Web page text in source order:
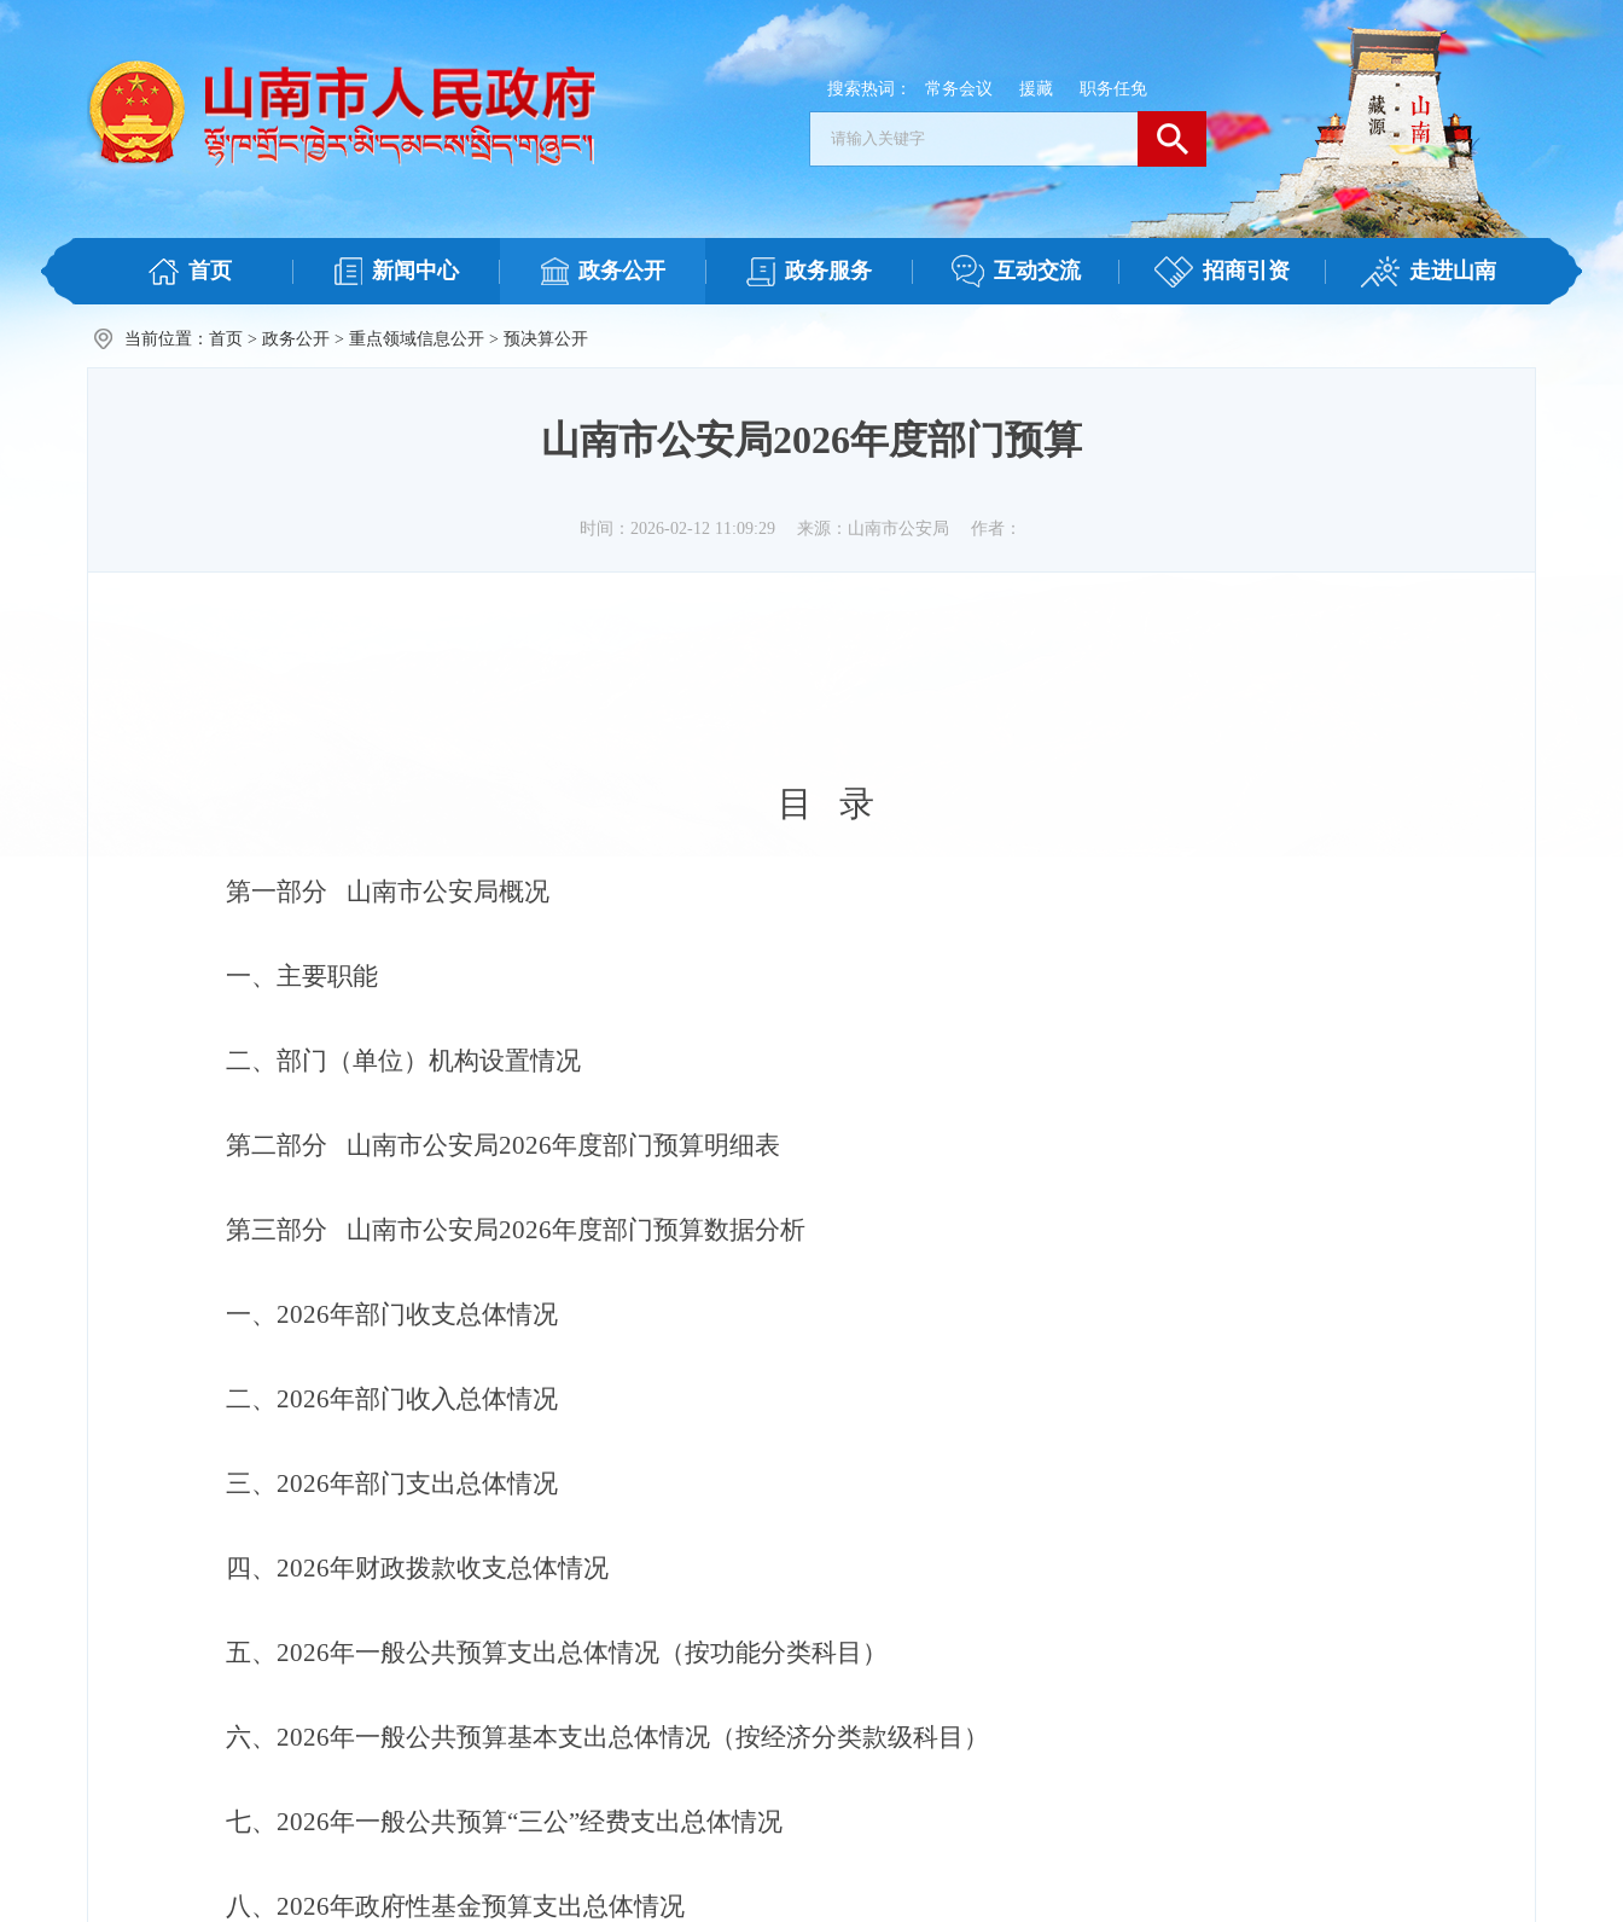
搜索热词： 常务会议 援藏 职务任免
首页 新闻中心 政务公开 政务服务 互动交流 招商引资 走进山南
当前位置： 首页 > 政务公开 > 重点领域信息公开 > 预决算公开
山南市公安局2026年度部门预算
时间：2026-02-12 11:09:29 来源：山南市公安局 作者：
目 录
第一部分 山南市公安局概况
一、主要职能
二、部门（单位 ）机构设置情况
第二部分 山南市公安局2026年度部门预算明细表
第三部分 山南市公安局2026年度部门预算数据分析
一、 2026年部门收支总体情况
二、 2026年部门收入总体情况
三、 2026年部门支出总体情况
四、 2026年财政拨款收支总体情况
五、 2026年一般公共预算支出总体情况（按功能分类科目）
六、 2026年一般公共预算基本支出总体情况（按经济分类款级科目）
七、 2026年一般公共预算“三公”经费支出总体情况
八、 2026年政府性基金预算支出总体情况